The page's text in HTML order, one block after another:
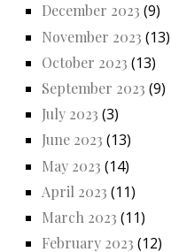
December 2023 (9)
November 2023 (13)
October 2023 (13)
September 2023 (9)
July 2023 (3)
June 2023 (13)
May 2023 (14)
April 2023 (11)
March 2023 (11)
February 2023 (12)